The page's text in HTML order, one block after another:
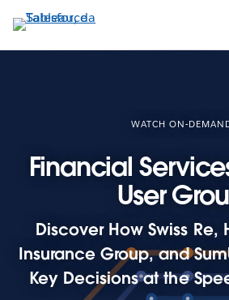
Pular
para
o
WATCH ON-
Financial
User
Discover How Swiss Re,
Insurance Group, and
Key Decisions at the